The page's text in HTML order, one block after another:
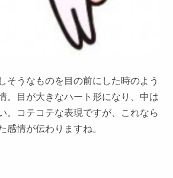
そうなものを目の前にした時のよう
。目が大きなハート形になり、中は
。コテコテな表現ですが、これなら
感情が伝わりますね。